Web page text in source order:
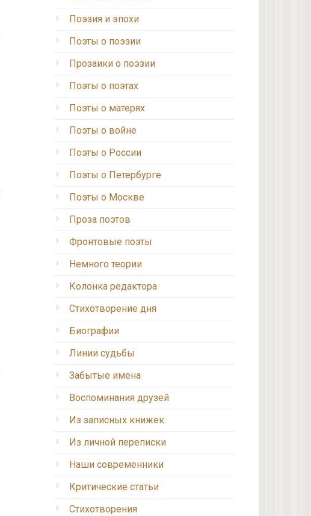
Поэзия и эпохи
Поэты о поэзии
Прозаики о поэзии
Поэты о поэтах
Поэты о матерях
Поэты о войне
Поэты о России
Поэты о Петербурге
Поэты о Москве
Проза поэтов
Фронтовые поэты
Немного теории
Колонка редактора
Стихотворение дня
Биографии
Линии судьбы
Забытые имена
Воспоминания друзей
Из записных книжек
Из личной переписки
Наши современники
Критические статьи
Стихотворения